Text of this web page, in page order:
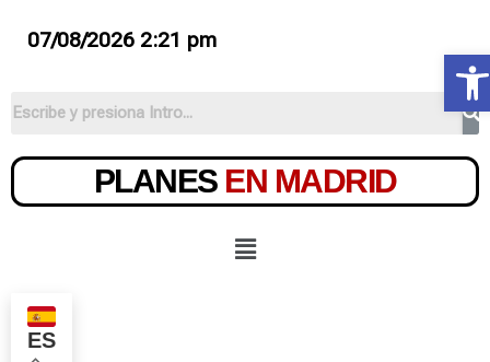
07/08/2026 2:21 pm
PLANES EN MADRID
ES